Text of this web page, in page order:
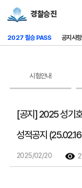
경찰승진
2027 필승 PASS 공지사항
시험안내
[공지] 2025 성기
성적공지
2025/02/20